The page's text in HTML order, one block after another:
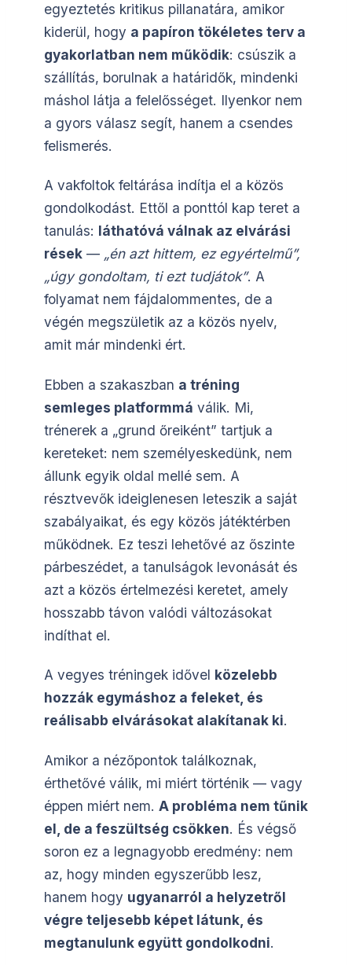
egyeztetés kritikus pillanatára, amikor
kiderül, hogy a papíron tökéletes terv a
gyakorlatban nem működik: csúszik a
szállítás, borulnak a határidők, mindenki
máshol látja a felelősséget. Ilyenkor nem
a gyors válasz segít, hanem a csendes
felismerés.
A vakfoltok feltárása indítja el a közös
gondolkodást. Ettől a ponttól kap teret a
tanulás: láthatóvá válnak az elvárási
rések — „én azt hittem, ez egyértelmű”,
„úgy gondoltam, ti ezt tudjátok”. A
folyamat nem fájdalommentes, de a
végén megszületik az a közös nyelv,
amit már mindenki ért.
Ebben a szakaszban a tréning
semleges platformmá válik. Mi,
trénerek a „grund őreiként” tartjuk a
kereteket: nem személyeskedünk, nem
állunk egyik oldal mellé sem. A
résztvevők ideiglenesen leteszik a saját
szabályaikat, és egy közös játéktérben
működnek. Ez teszi lehetővé az őszinte
párbeszédet, a tanulságok levonását és
azt a közös értelmezési keretet, amely
hosszabb távon valódi változásokat
indíthat el.
A vegyes tréningek idővel közelebb
hozzák egymáshoz a feleket, és
reálisabb elvárásokat alakítanak ki.
Amikor a nézőpontok találkoznak,
érthetővé válik, mi miért történik — vagy
éppen miért nem. A probléma nem tűnik
el, de a feszültség csökken. És végső
soron ez a legnagyobb eredmény: nem
az, hogy minden egyszerűbb lesz,
hanem hogy ugyanarról a helyzetről
végre teljesebb képet látunk, és
megtanulunk együtt gondolkodni.